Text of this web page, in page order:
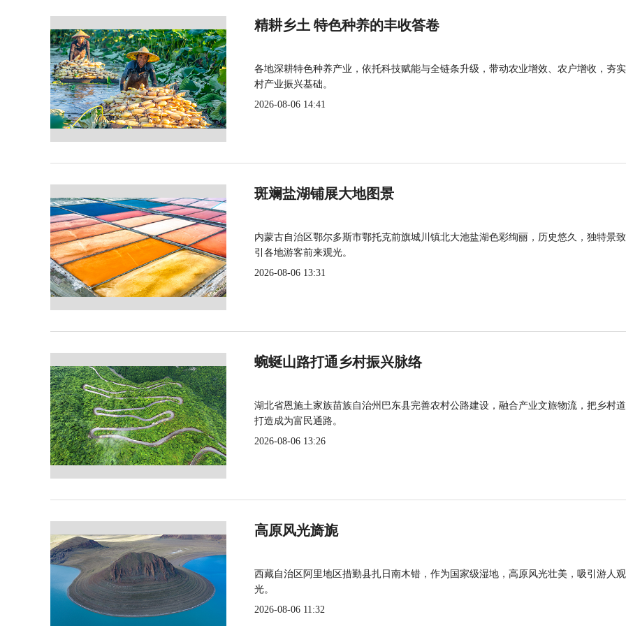
精耕乡土 特色种养的丰收答卷
各地深耕特色种养产业，依托科技赋能与全链条升级，带动农业增效、农户增收，夯
村产业振兴基础。
2026-08-06 14:41
斑斓盐湖铺展大地图景
内蒙古自治区鄂尔多斯市鄂托克前旗城川镇北大池盐湖色彩绚丽，历史悠久，独特景
引各地游客前来观光。
2026-08-06 13:31
蜿蜒山路打通乡村振兴脉络
湖北省恩施土家族苗族自治州巴东县完善农村公路建设，融合产业文旅物流，把乡村
打造成为富民通路。
2026-08-06 13:26
高原风光旖旎
西藏自治区阿里地区措勤县扎日南木错，作为国家级湿地，高原风光壮美，吸引游人观
光。
2026-08-06 11:32